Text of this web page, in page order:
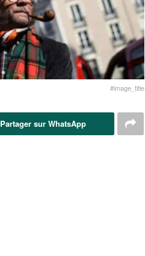
#image_title
Partager sur WhatsApp